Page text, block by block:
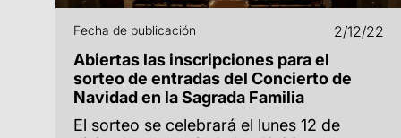
Fecha de publicación 2/12/22
Abiertas las inscripciones para el
sorteo de entradas del Concierto de
Navidad en la Sagrada Familia
El sorteo se celebrará el lunes 12 de